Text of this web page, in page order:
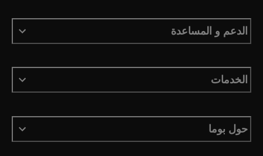
الدعم و المساعدة
الخدمات
حول بوما